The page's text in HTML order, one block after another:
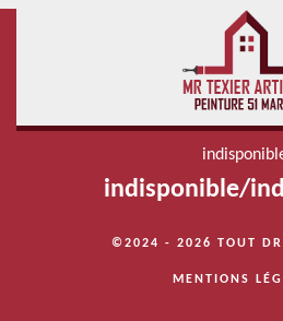
indisponible/
©2024 - 2026 TOUT
MENTIONS